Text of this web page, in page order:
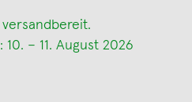
– 11. August 2026